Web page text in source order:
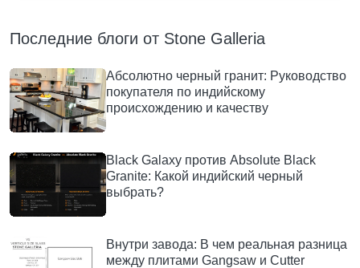
Последние блоги от Stone Galleria
Абсолютно черный гранит: Руководство
покупателя по индийскому
происхождению и качеству
Black Galaxy против Absolute Black
Granite: Какой индийский черный
выбрать?
Внутри завода: В чем реальная разница
между плитами Gangsaw и Cutter